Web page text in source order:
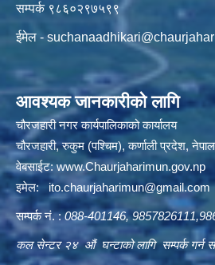
सम्पर्क ९८६०२९७५९९
ईमेल -
आवश्यक जानकारीको लागि
चौरजहारी नगर कार्यपालिकाको कार्यालय
चौरजहारी, रुकुम (पश्चिम), कर्णाली प्रदेश, नेपाल
वेबसाईट:www.Chaurjaharimun.gov.np
इमेल: ito.chaurjaharimun@gmail.com
सम्पर्क नं. :088-401146,
कल सेन्टर २४ औं घन्टाको लागि सम्पर्क गर्न